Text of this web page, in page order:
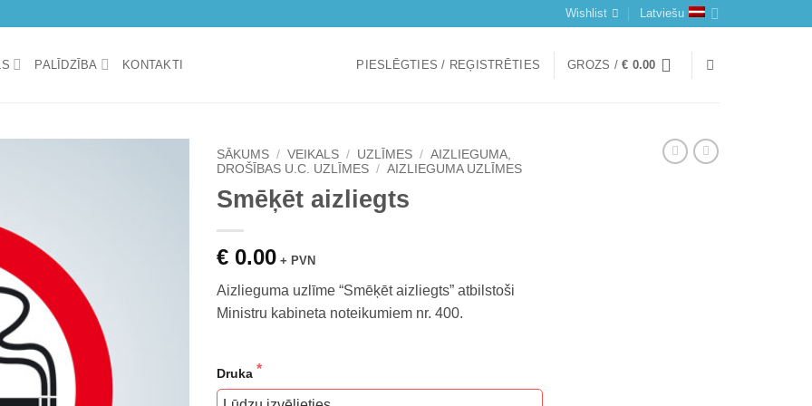
Wishlist Latviešu
PALĪDZĪBA KONTAKTI PIESLĒGTIES / REĢISTRĒTIES GROZS /€ 0.00
SĀKUMS / VEIKALS / UZLĪMES / AIZLIEGUMA,
DROŠĪBAS U.C. UZLĪMES / AIZLIEGUMA UZLĪMES
Smēķēt aizliegts
€ 0.00 + PVN
Aizlieguma uzlīme “Smēķēt aizliegts” atbilstoši
Ministru kabineta noteikumiem nr. 400.
Druka